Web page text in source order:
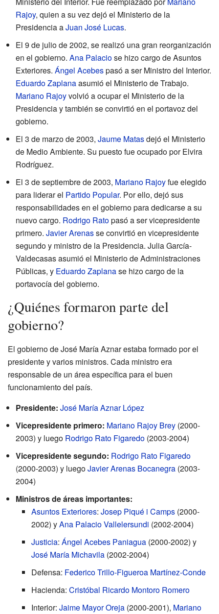
Rajoy, quien a su vez dejó el Ministerio de la
Presidencia aJuan José Lucas.
El 9 de julio de 2002, se realizó una gran reorganización
en el gobierno. Ana Palaciose hizo cargo de Asuntos
Exteriores. Ángel Acebespasó a ser Ministro del Interior.
Eduardo Zaplanaasumió el Ministerio de Trabajo.
Mariano Rajoyvolvió a ocupar el Ministerio de la
Presidencia y también se convirtió en el portavoz del
gobierno.
El 3 de marzo de 2003, Jaume Matasdejó el Ministerio
de Medio Ambiente. Su puesto fue ocupado por Elvira
Rodríguez.
El 3 de septiembre de 2003, Mariano Rajoyfue elegido
para liderar el Partido Popular. Por ello, dejó sus
responsabilidades en el gobierno para dedicarse a su
nuevo cargo. Rodrigo Ratopasó a ser vicepresidente
primero. Javier Arenasse convirtió en vicepresidente
segundo y ministro de la Presidencia. Julia García-
Valdecasas asumió el Ministerio de Administraciones
Públicas, y Eduardo Zaplanase hizo cargo de la
portavocía del gobierno.
¿Quiénes formaron parte del
gobierno?
El gobierno de José María Aznar estaba formado por el
presidente y varios ministros. Cada ministro era
responsable de un área específica para el buen
funcionamiento del país.
Presidente: José María Aznar López
Vicepresidente primero: Mariano Rajoy Brey (2000-
2003) y luego Rodrigo Rato Figaredo (2003-2004)
Vicepresidente segundo: Rodrigo Rato Figaredo
(2000-2003) y luegoJavier Arenas Bocanegra (2003-
2004)
Ministros de áreas importantes:
Asuntos Exteriores: Josep Piqué i Camps (2000-
2002) yAna Palacio Vallelersundi (2002-2004)
Justicia: Ángel Acebes Paniagua (2000-2002) y
José María Michavila (2002-2004)
Defensa: Federico Trillo-Figueroa Martínez-Conde
Hacienda: Cristóbal Ricardo Montoro Romero
Interior: Jaime Mayor Oreja (2000-2001), Mariano